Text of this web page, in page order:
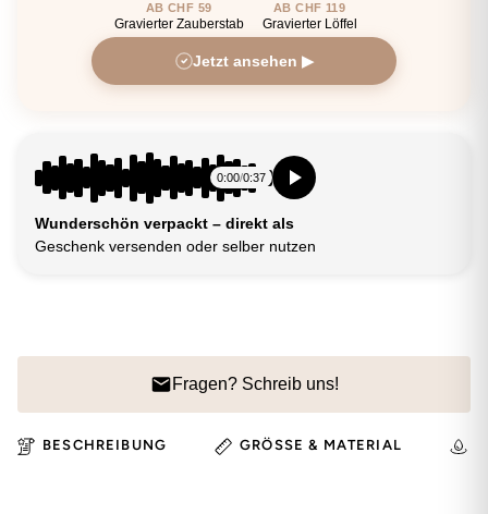
AB CHF 59
Gravierter Zauberstab
AB CHF 119
Gravierter Löffel
Jetzt ansehen ▶
0:00/0:37
Wunderschön verpackt – direkt als
Geschenk versenden oder selber nutzen
Fragen? Schreib uns!
BESCHREIBUNG GRÖSSE & MATERIAL